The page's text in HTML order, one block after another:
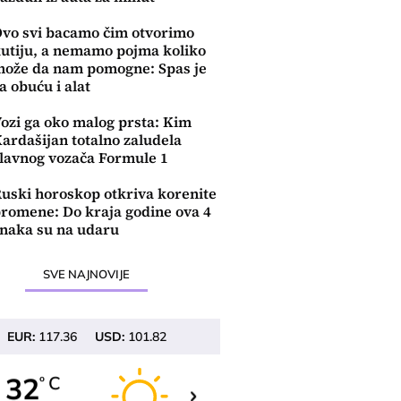
svi bacamo čim otvorimo
a nemamo pojma koliko
da nam pomogne: Spas je
obuću i alat
ga oko malog prsta: Kim
totalno zaludela
vozača Formule 1
horoskop otkriva korenite
Do kraja godine ova 4
su na udaru
SVE NAJNOVIJE
EUR: 117.36 USD: 101.82
32o C